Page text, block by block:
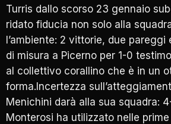
Turris dallo scorso 23 gennaio
ridato fiducia non solo alla
l’ambiente: 2 vittorie, due
di misura a Picerno per 1-0
al collettivo corallino che è in un
forma.Incertezza
Menichini darà alla sua squadra:
Monterosi ha utilizzato nelle